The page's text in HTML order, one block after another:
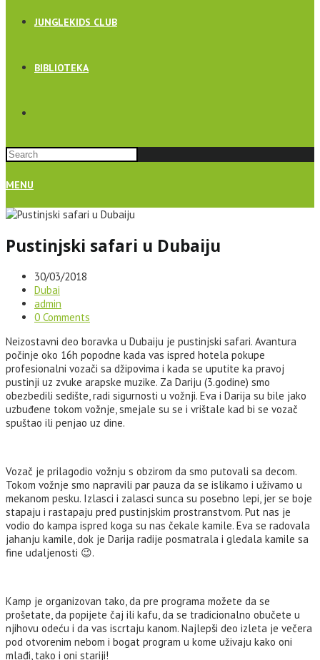
JUNGLEKIDS CLUB
BIBLIOTEKA
MENU
Pustinjski safari u Dubaiju
30/03/2018
Dubai
admin
0 Comments
Neizostavni deo boravka u Dubaiju je pustinjski safari. Avantura
počinje oko 16h popodne kada vas ispred hotela pokupe
profesionalni vozači sa džipovima i kada se uputite ka pravoj
pustinji uz zvuke arapske muzike. Za Dariju (3.godine) smo
obezbedili sedište, radi sigurnosti u vožnji. Eva i Darija su bile jako
uzbuđene tokom vožnje, smejale su se i vrištale kad bi se vozač
spuštao ili penjao uz dine.
Vozač je prilagodio vožnju s obzirom da smo putovali sa decom.
Tokom vožnje smo napravili par pauza da se islikamo i uživamo u
mekanom pesku. Izlasci i zalasci sunca su posebno lepi, jer se boje
stapaju i rastapaju pred pustinjskim prostranstvom. Put nas je
vodio do kampa ispred koga su nas čekale kamile. Eva se radovala
jahanju kamile, dok je Darija radije posmatrala i gledala kamile sa
fine udaljenosti 😉.
Kamp je organizovan tako, da pre programa možete da se
prošetate, da popijete čaj ili kafu, da se tradicionalno obučete u
njihovu odeću i da vas iscrtaju kanom. Najlepši deo izleta je večera
pod otvorenim nebom i bogat program u kome uživaju kako oni
mlađi, tako i oni stariji!